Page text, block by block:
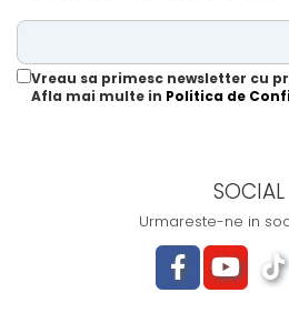
Vreau sa primesc newsletter cu
Afla mai multe in Politica de
SOCIAL
Urmareste-ne in